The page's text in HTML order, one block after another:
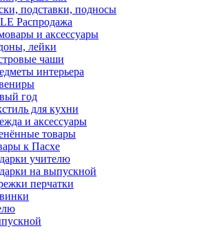
подставки, подносы
Распродажа
и аксессуары
лейки
чаши
интерьера
год
для кухни
и аксессуары
товары
к Пасхе
учителю
на выпускной
перчатки